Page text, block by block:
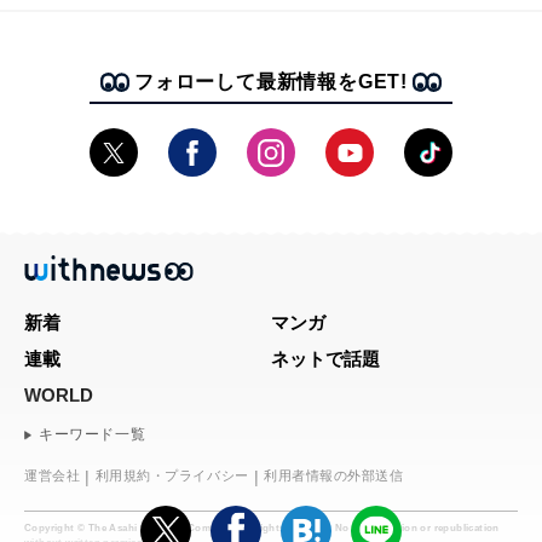
フォローして最新情報をGET!
Copyright © The Asahi Shimbun Company. All rights reserved. No reproduction or republication
新着
マンガ
連載
ネットで話題
WORLD
キーワード一覧
運営会社 利用規約・プライバシー 利用者情報の外部送信